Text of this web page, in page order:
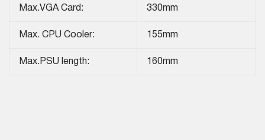
Max.VGA Card: 330mm
Max. CPU Cooler: 155mm
Max.PSU length: 160mm